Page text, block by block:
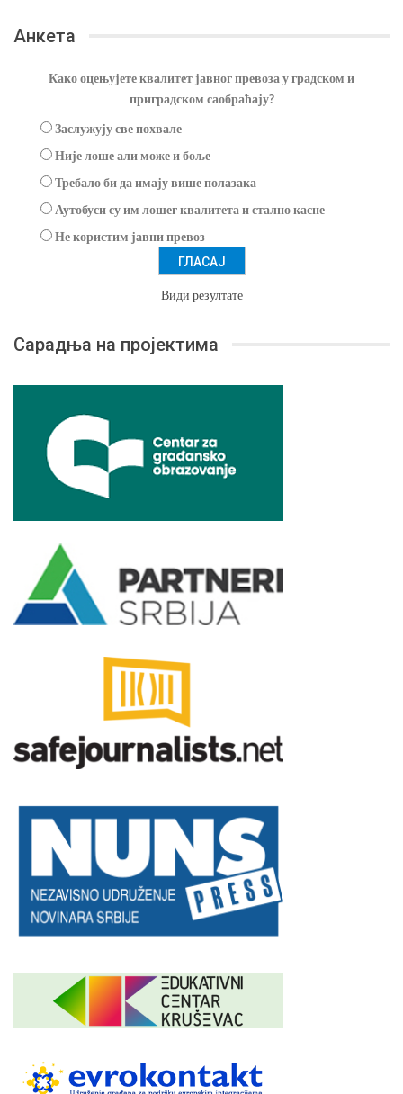
Анкета
Како оцењујете квалитет јавног превоза у градском и
приградском саобраћају?
Заслужују све похвале
Није лоше али може и боље
Требало би да имају више полазака
Аутобуси су им лошег квалитета и стално касне
Не користим јавни превоз
Види резултате
Сарадња на пројектима